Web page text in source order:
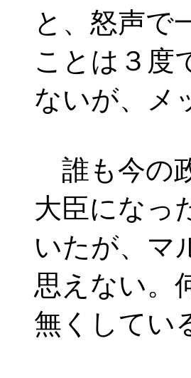
と、怒声で
ことは３度
ないが、メ
誰も今の
大臣になっ
いたが、マ
思えない。
無くしてい